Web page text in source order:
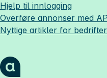
Hjelp til innlogging
Overføre annonser med
Nyttige artikler for bedrifter